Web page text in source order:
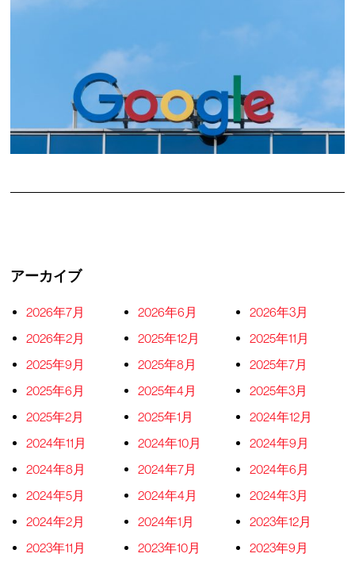
アーカイブ
2026年7月 2026年6月
2026年3月
2026年2月
2025年12月
2025年11月
2025年9月
2025年8月
2025年7月
2025年6月
2025年4月
2025年3月
2025年2月
2025年1月
2024年12月
2024年11月
2024年10月
2024年9月
2024年8月
2024年7月
2024年6月
2024年5月
2024年4月
2024年3月
2024年2月
2024年1月
2023年12月
2023年11月
2023年10月
2023年9月